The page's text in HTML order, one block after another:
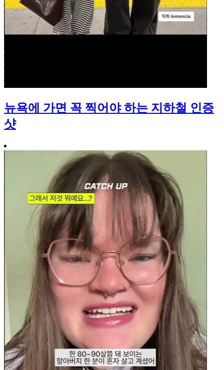
뉴욕에 가면 꼭 찍어야 하는 지하철 인증
샷